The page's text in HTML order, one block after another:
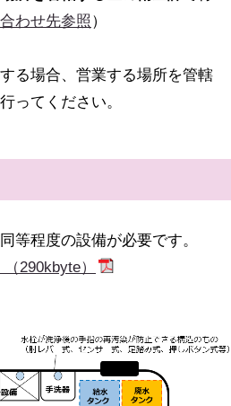
わせ先参照 ）
る場合、営業する場所を管轄
ってください。
等程度の設備が必要です。
290kbyte）